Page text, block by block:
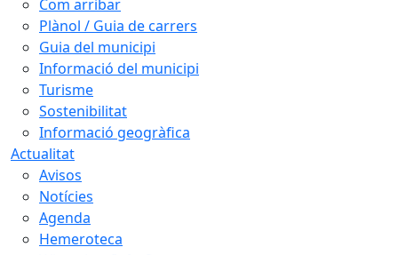
Com arribar
Plànol / Guia de carrers
Guia del municipi
Informació del municipi
Turisme
Sostenibilitat
Informació geogràfica
Actualitat
Avisos
Notícies
Agenda
Hemeroteca